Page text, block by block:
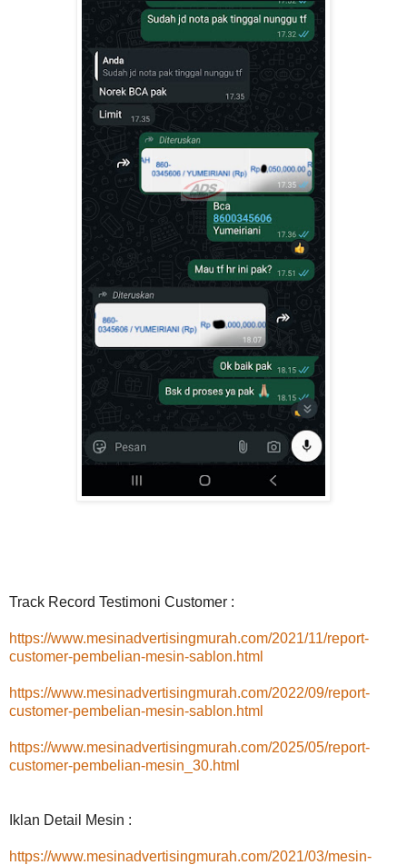
Track Record Testimoni Customer :
https://www.mesinadvertisingmurah.com/2021/11/report-
customer-pembelian-mesin-sablon.html
https://www.mesinadvertisingmurah.com/2022/09/report-
customer-pembelian-mesin-sablon.html
https://www.mesinadvertisingmurah.com/2025/05/report-
customer-pembelian-mesin_30.html
Iklan Detail Mesin :
https://www.mesinadvertisingmurah.com/2021/03/mesin-